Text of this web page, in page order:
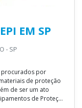
EM SP
- SP
procurados por
de proteção
de ser um ato
de Proteç...